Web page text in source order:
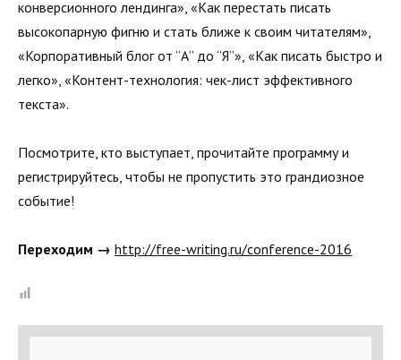
конверсионного лендинга», «Как перестать писать
высокопарную фигню и стать ближе к своим читателям»,
«Корпоративный блог от “А” до “Я”», «Как писать быстро и
легко», «Контент-технология: чек-лист эффективного
текста».
Посмотрите, кто выступает, прочитайте программу и
регистрируйтесь, чтобы не пропустить это грандиозное
событие!
Переходим → http://free-writing.ru/conference-2016